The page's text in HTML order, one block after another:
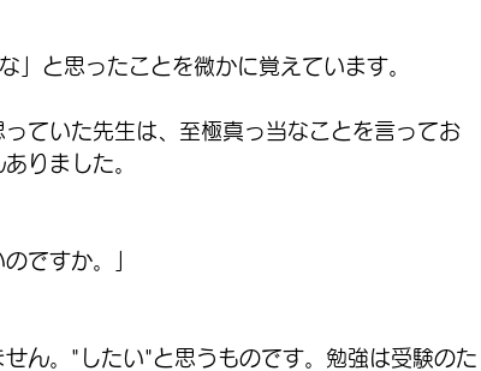
」と思ったことを微かに覚えています。
ていた先生は、至極真っ当なことを言ってお
りました。
ですか。」
ん。"したい"と思うものです。勉強は受験のた